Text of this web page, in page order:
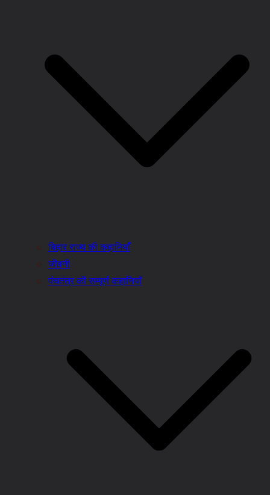
बिहार राज्य की कहानियाँ
जीवनी
पंचतंत्र की सम्पूर्ण कहानियाँ